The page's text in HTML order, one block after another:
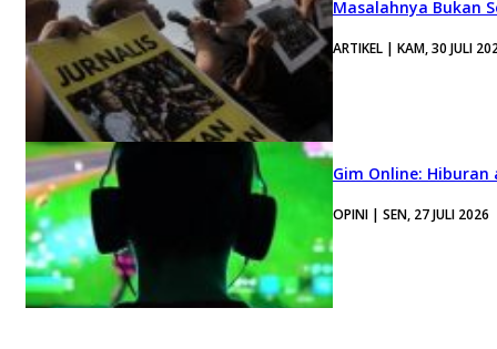
Masalahnya Bukan
ARTIKEL | KAM, 30 JULI
Gim Online:
OPINI | SEN, 27 JULI 2026